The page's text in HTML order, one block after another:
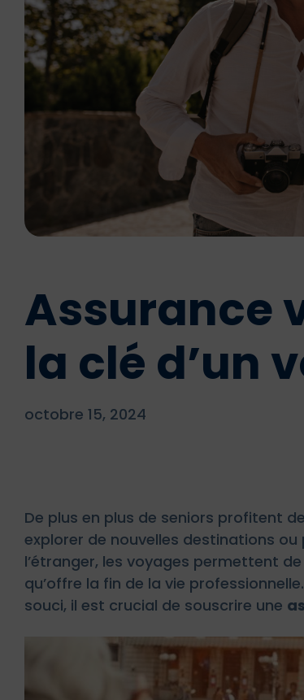
Assurance
la clé d’un
octobre 15, 2024
De plus en plus de seniors profitent
explorer de nouvelles destinations
l’étranger, les voyages permettent
qu’offre la fin de la vie
souci, il est crucial de souscrire une